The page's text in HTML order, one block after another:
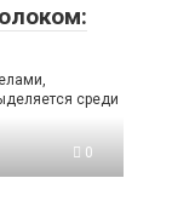
среди
0